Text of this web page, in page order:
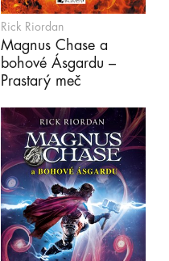
Rick Riordan
Magnus Chase a
bohové Ásgardu –
Prastarý meč